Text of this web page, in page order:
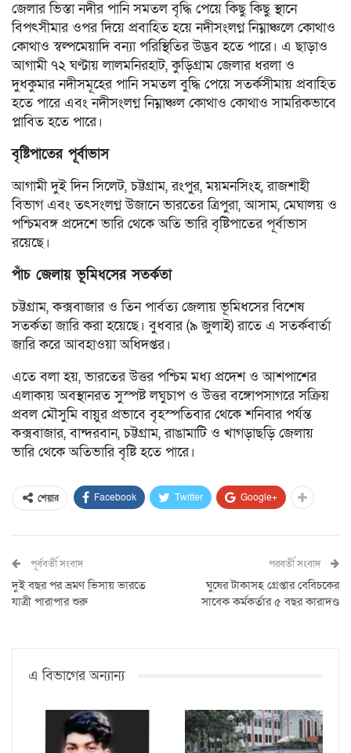
জেলার ভিস্তা নদীর পানি সমতল বৃদ্ধি পেয়ে কিছু কিছু স্থানে
বিপৎসীমার ওপর দিয়ে প্রবাহিত হয়ে নদীসংলগ্ন নিম্নাঞ্চলে কোথাও
কোথাও স্বল্পমেয়াদি বন্যা পরিস্থিতির উদ্ভব হতে পারে। এ ছাড়াও
আগামী ৭২ ঘণ্টায় লালমনিরহাট, কুড়িগ্রাম জেলার ধরলা ও
দুধকুমার নদীসমূহের পানি সমতল বুদ্ধি পেয়ে সতর্কসীমায় প্রবাহিত
হতে পারে এবং নদীসংলগ্ন নিম্নাঞ্চল কোথাও কোথাও সামরিকভাবে
প্লাবিত হতে পারে।
বৃষ্টিপাতের পূর্বাভাস
আগামী দুই দিন সিলেট, চট্টগ্রাম, রংপুর, ময়মনসিংহ, রাজশাহী
বিভাগ এবং তৎসংলগ্ন উজানে ভারতের ত্রিপুরা, আসাম, মেঘালয় ও
পশ্চিমবঙ্গ প্রদেশে ভারি থেকে অতি ভারি বৃষ্টিপাতের পূর্বাভাস
রয়েছে।
পাঁচ জেলায় ভূমিধসের সতর্কতা
চট্টগ্রাম, কক্সবাজার ও তিন পার্বত্য জেলায় ভূমিধসের বিশেষ
সতর্কতা জারি করা হয়েছে। বুধবার (৯ জুলাই) রাতে এ সতর্কবার্তা
জারি করে আবহাওয়া অধিদপ্তর।
এতে বলা হয়, ভারতের উত্তর পশ্চিম মধ্য প্রদেশ ও আশপাশের
এলাকায় অবস্থানরত সুস্পষ্ট লঘুচাপ ও উত্তর বঙ্গোপসাগরে সক্রিয়
প্রবল মৌসুমি বায়ুর প্রভাবে বৃহস্পতিবার থেকে শনিবার পর্যন্ত
কক্সবাজার, বান্দরবান, চট্টগ্রাম, রাঙামাটি ও খাগড়াছড়ি জেলায়
ভারি থেকে অতিভারি বৃষ্টি হতে পারে।
শেয়ার Facebook Twitter Google+
পূর্ববর্তী সংবাদ
দুই বছর পর ভ্রমণ ভিসায় ভারতে
যাত্রী পারাপার শুরু
পরবর্তী সংবাদ
ঘুষের টাকাসহ গ্রেপ্তার বেবিচকের
সাবেক কর্মকর্তার ৫ বছর কারাদণ্ড
এ বিভাগের অন্যান্য